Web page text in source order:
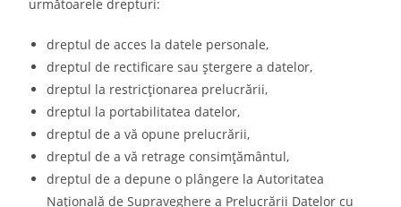
următoarele drepturi:
dreptul de acces la datele personale,
dreptul de rectificare sau ștergere a datelor,
dreptul la restricționarea prelucrării,
dreptul la portabilitatea datelor,
dreptul de a vă opune prelucrării,
dreptul de a vă retrage consimțământul,
dreptul de a depune o plângere la Autoritatea
Națională de Supraveghere a Prelucrării Datelor cu